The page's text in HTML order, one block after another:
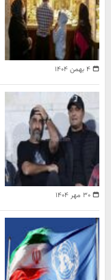
۴ بهمن ۱۴۰۴
۳۰ مهر ۱۴۰۴